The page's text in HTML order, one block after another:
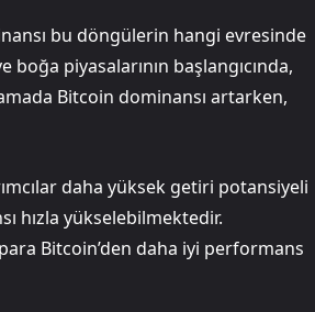
bu döngülerin hangi evresinde
boğa piyasalarının başlangıcında,
Bitcoin dominansı artarken,
daha yüksek getiri potansiyeli
hızla yükselebilmektedir.
Bitcoin’den daha iyi performans